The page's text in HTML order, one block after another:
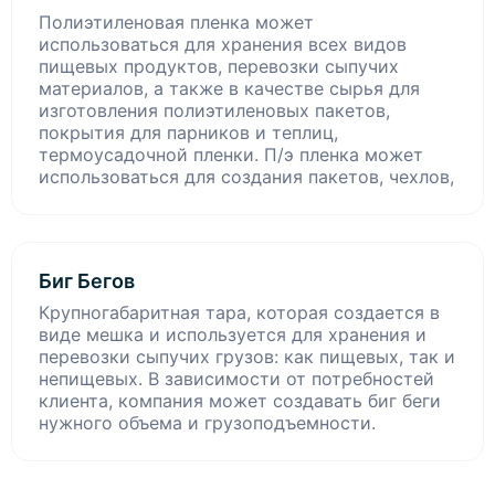
Полиэтиленовая пленка может
использоваться для хранения всех видов
пищевых продуктов, перевозки сыпучих
материалов, а также в качестве сырья для
изготовления полиэтиленовых пакетов,
покрытия для парников и теплиц,
термоусадочной пленки. П/э пленка может
использоваться для создания пакетов, чехлов,
Биг Бегов
Крупногабаритная тара, которая создается в
виде мешка и используется для хранения и
перевозки сыпучих грузов: как пищевых, так и
непищевых. В зависимости от потребностей
клиента, компания может создавать биг беги
нужного объема и грузоподъемности.